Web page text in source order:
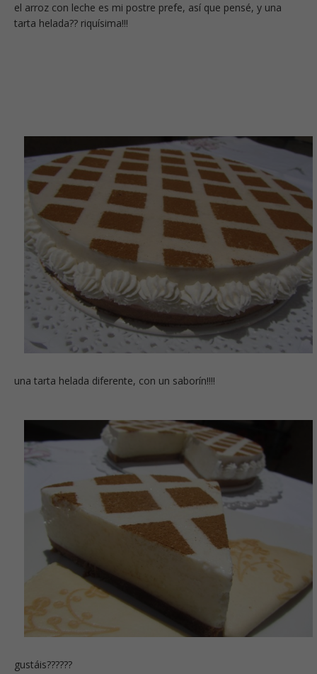
el arroz con leche es mi postre prefe, así que pensé, y una
tarta helada?? riquísima!!!
una tarta helada diferente, con un saborín!!!!
gustáis??????